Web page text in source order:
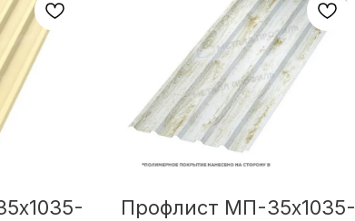
Профлист МП-35x1035-